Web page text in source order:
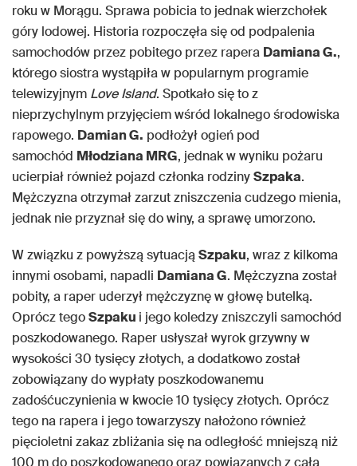
roku w Morągu. Sprawa pobicia to jednak wierzchołek
góry lodowej. Historia rozpoczęła się od podpalenia
samochodów przez pobitego przez rapera Damiana G.,
którego siostra wystąpiła w popularnym programie
telewizyjnym Love Island. Spotkało się to z
nieprzychylnym przyjęciem wśród lokalnego środowiska
rapowego. Damian G. podłożył ogień pod
samochód Młodziana MRG, jednak w wyniku pożaru
ucierpiał również pojazd członka rodzinySzpaka.
Mężczyzna otrzymał zarzut zniszczenia cudzego mienia,
jednak nie przyznał się do winy, a sprawę umorzono.
W związku z powyższą sytuacjąSzpaku, wraz z kilkoma
innymi osobami, napadli Damiana G. Mężczyzna został
pobity, a raper uderzył mężczyznę w głowę butelką.
Oprócz tegoSzpaku i jego koledzy zniszczyli samochód
poszkodowanego. Raper usłyszał wyrok grzywny w
wysokości 30 tysięcy złotych, a dodatkowo został
zobowiązany do wypłaty poszkodowanemu
zadośćuczynienia w kwocie 10 tysięcy złotych. Oprócz
tego na rapera i jego towarzyszy nałożono również
pięcioletni zakaz zbliżania się na odległość mniejszą niż